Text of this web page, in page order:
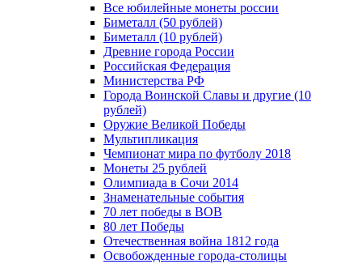
Все юбилейные монеты россии
Биметалл (50 рублей)
Биметалл (10 рублей)
Древние города России
Российская Федерация
Министерства РФ
Города Воинской Славы и другие (10
рублей)
Оружие Великой Победы
Мультипликация
Чемпионат мира по футболу 2018
Монеты 25 рублей
Олимпиада в Сочи 2014
Знаменательные события
70 лет победы в ВОВ
80 лет Победы
Отечественная война 1812 года
Освобожденные города-столицы